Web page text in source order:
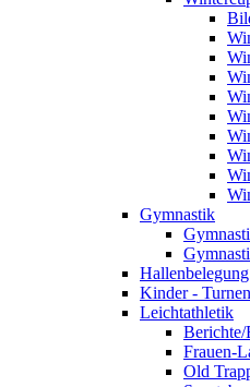
Gymnastik
Hallenbelegung
Kinder - Turnen
Leichtathletik
Berichte/
Frauen-
Old